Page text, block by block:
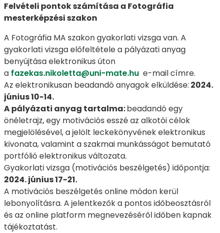
Felvételi pontok számítása a Fotográfia
mesterképzési szakon
A Fotográfia MA szakon gyakorlati vizsga van. A
gyakorlati vizsga előfeltétele a pályázati anyag
benyújtása elektronikus úton
a fazekas.nikoletta@uni-mate.hu e-mail címre.
Az elektronikusan beadandó anyagok elküldése: 2024.
június 10-14.
A pályázati anyag tartalma:beadandó egy
önéletrajz, egy motivációs esszé az alkotói célok
megjelölésével, a jelölt leckekönyvének elektronikus
kivonata, valamint a szakmai munkásságot bemutató
portfólió elektronikus változata.
Gyakorlati vizsga (motivációs beszélgetés) időpontja:
2024. június 17-21.
A motivációs beszélgetés online módon kerül
lebonyolításra. A jelentkezők a pontos időbeosztásról
és az online platform megnevezéséről időben kapnak
tájékoztatást.